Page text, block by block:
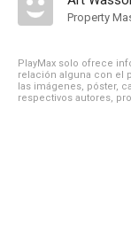
Property
PlayMax solo ofrece
relación alguna con el
las imágenes, póster,
respectivos autores,